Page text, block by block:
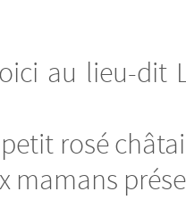
au lieu-
rosé